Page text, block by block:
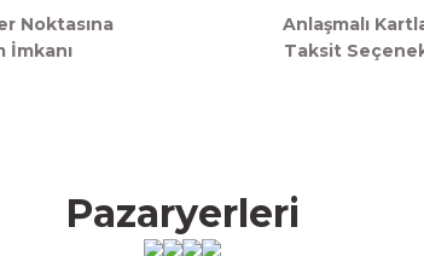
Noktasına
İmkanı
Anlaşmalı
Taksit
Pazaryerleri